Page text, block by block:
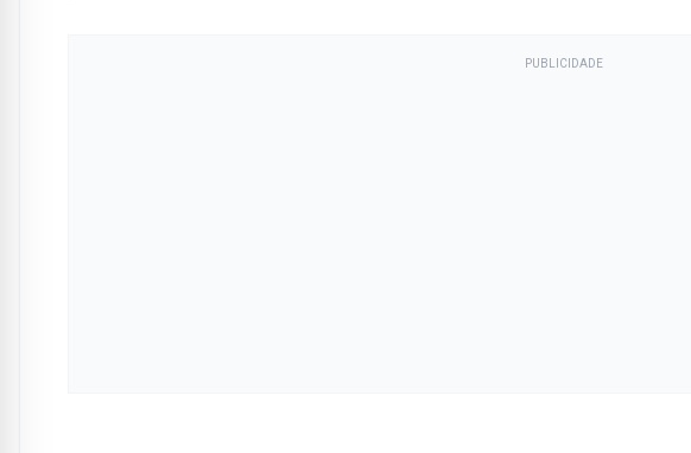
PUBLICIDADE